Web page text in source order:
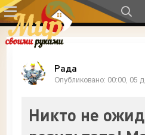
Рада
Опубликовано: 00:00, 05
Никто не